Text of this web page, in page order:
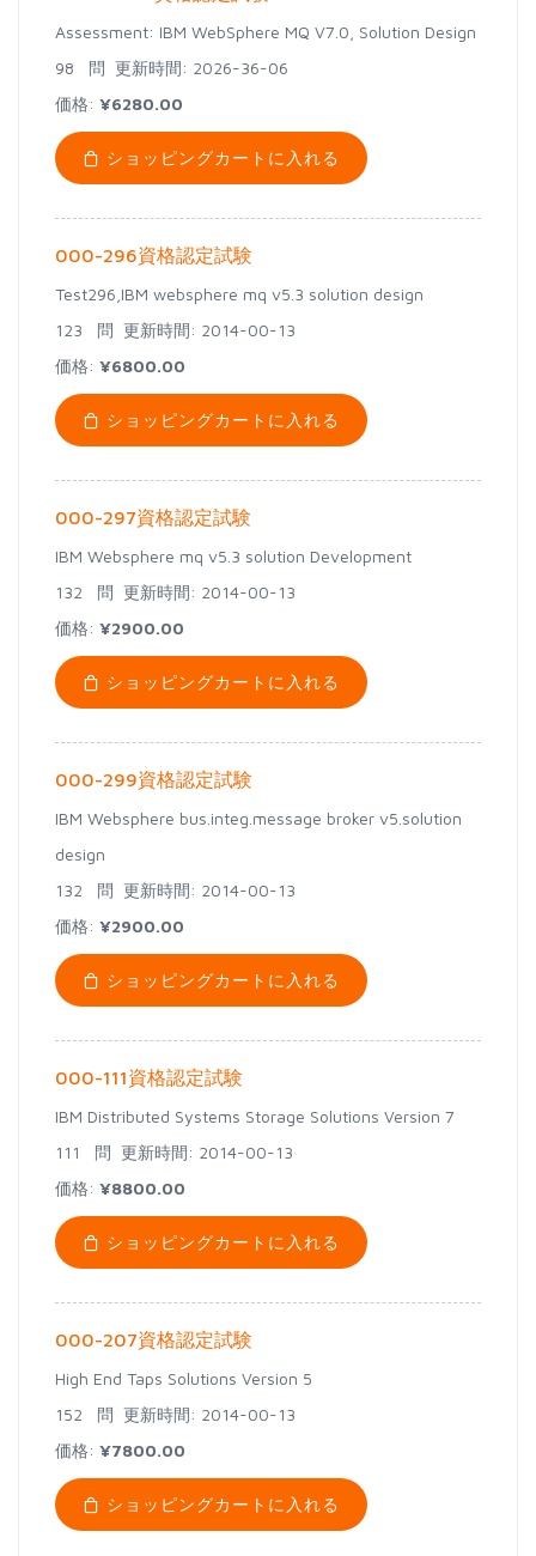
Assessment: IBM WebSphere MQ V7.0, Solution Design
98 問 更新時間: 2026-36-06
価格: ¥6280.00
ショッピングカートに入れる
000-296資格認定試験
Test296,IBM websphere mq v5.3 solution design
123 問 更新時間: 2014-00-13
価格: ¥6800.00
ショッピングカートに入れる
000-297資格認定試験
IBM Websphere mq v5.3 solution Development
132 問 更新時間: 2014-00-13
価格: ¥2900.00
ショッピングカートに入れる
000-299資格認定試験
IBM Websphere bus.integ.message broker v5.solution
design
132 問 更新時間: 2014-00-13
価格: ¥2900.00
ショッピングカートに入れる
000-111資格認定試験
IBM Distributed Systems Storage Solutions Version 7
111 問 更新時間: 2014-00-13
価格: ¥8800.00
ショッピングカートに入れる
000-207資格認定試験
High End Taps Solutions Version 5
152 問 更新時間: 2014-00-13
価格: ¥7800.00
ショッピングカートに入れる